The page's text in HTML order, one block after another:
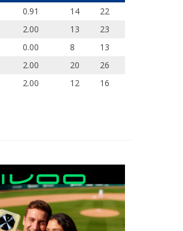
0.91 14
22
2.00 13
23
0.00 8
13
2.00 20
26
2.00 12 16